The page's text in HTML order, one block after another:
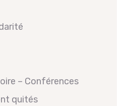
– Conférences
quités